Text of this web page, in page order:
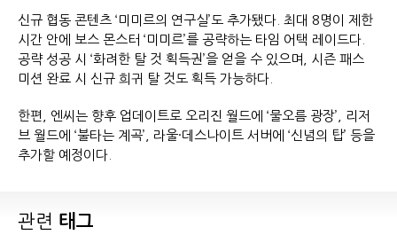
신규 협동 콘텐츠 ‘미미르의 연구실’도 추가됐다. 최대 8명이 제한
시간 안에 보스 몬스터 ‘미미르’를 공략하는 타임 어택 레이드다.
공략 성공 시 ‘화려한 탈 것 획득권’을 얻을 수 있으며, 시즌 패스
미션 완료 시 신규 희귀 탈 것도 획득 가능하다.
한편, 엔씨는 향후 업데이트로 오리진 월드에 ‘물오름 광장’, 리저
브 월드에 ‘불타는 계곡’, 라울·데스나이트 서버에 ‘신념의 탑’ 등을
추가할 예정이다.
관련 태그